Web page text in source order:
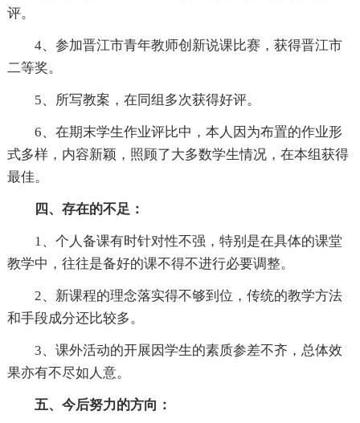
评。
4、参加晋江市青年教师创新说课比赛，获得晋江市
二等奖。
5、所写教案，在同组多次获得好评。
6、在期末学生作业评比中，本人因为布置的作业形
式多样，内容新颖，照顾了大多数学生情况，在本组获得
最佳。
四、存在的不足：
1、个人备课有时针对性不强，特别是在具体的课堂
教学中，往往是备好的课不得不进行必要调整。
2、新课程的理念落实得不够到位，传统的教学方法
和手段成分还比较多。
3、课外活动的开展因学生的素质参差不齐，总体效
果亦有不尽如人意。
五、今后努力的方向：